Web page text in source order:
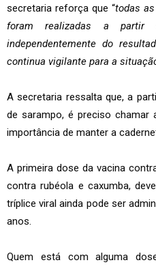
secretaria reforça que “todas
foram realizadas a partir
independentemente do
continua vigilante para a
A secretaria ressalta que, a
de sarampo, é preciso chamar
importância de manter a
A primeira dose da vacina
contra rubéola e caxumba,
tríplice viral ainda pode ser
anos.
Quem está com alguma